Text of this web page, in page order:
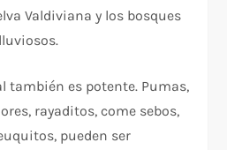
Valdiviana y los bosques
también es potente. Pumas,
rayaditos, come sebos,
pueden ser